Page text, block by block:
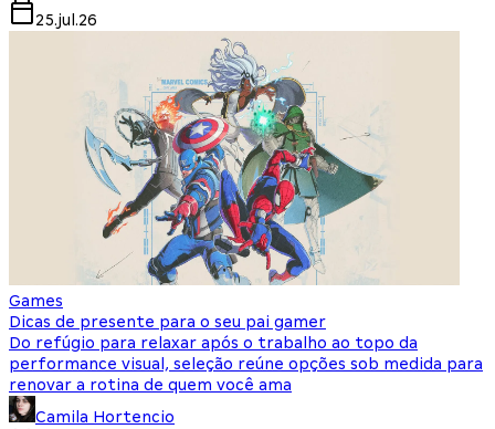
25.jul.26
Games
Dicas de presente para o seu pai gamer
Do refúgio para relaxar após o trabalho ao topo da
performance visual, seleção reúne opções sob medida para
renovar a rotina de quem você ama
Camila Hortencio